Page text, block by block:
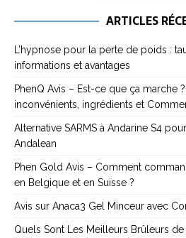
ARTICLES
L’hypnose pour la perte de poids :
informations et avantages
PhenQ Avis – Est-ce que ça marche
inconvénients, ingrédients et
Alternative SARMS à Andarine S4
Andalean
Phen Gold Avis – Comment
en Belgique et en Suisse ?
Avis sur Anaca3 Gel Minceur avec
Quels Sont Les Meilleurs Brûleurs